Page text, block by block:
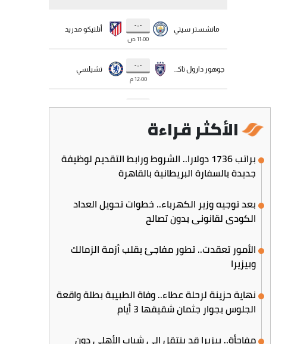
الأكثر قراءة
براتب 1736 دولارا.. الشروط ورابط التقديم لوظيفة
جديدة بالسفارة البريطانية بالقاهرة
بعد توجيه وزير الكهرباء.. خطوات تحويل العداد
الكودي لقانوني بدون تصالح
الأمور تعقدت.. تطور مفاجئ يقلب أزمة الزمالك
وبيزيرا
نهاية حزينة لرحلة عطاء.. وفاة الطبيبة بطلة واقعة
الجلوس بجوار جثمان شقيقها 3 أيام
مفاجأة.. بيزيرا قد ينتقل إلى شباب الأهلي دون